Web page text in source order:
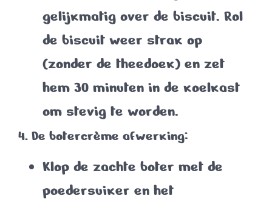
gelijkmatig over de biscuit. Rol
de biscuit weer strak op
(zonder de theedoek) en zet
hem 30 minuten in de koelkast
om stevig te worden.
4. De botercrème afwerking:
Klop de zachte boter met de
poedersuiker en het